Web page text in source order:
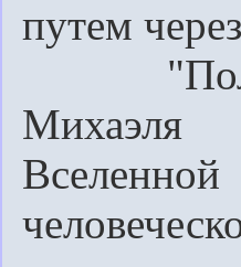
путем
"Полное
Михаэля